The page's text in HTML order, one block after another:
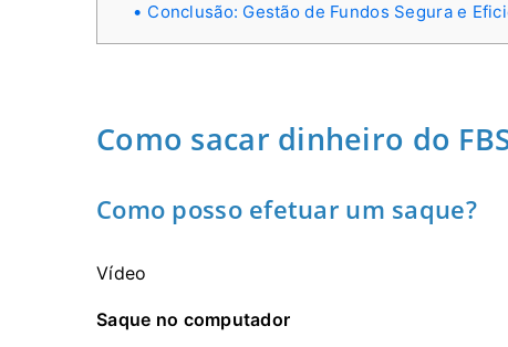
Conclusão: Gestão de Fundos Segura e
Como sacar dinheiro do
Como posso efetuar um saque?
Vídeo
Saque no computador